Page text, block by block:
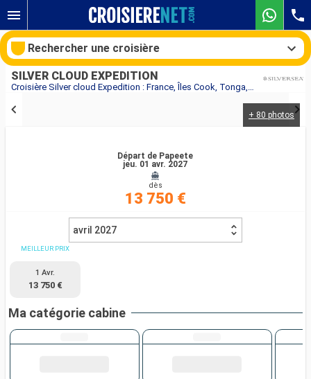
Croisière Silver cloud Expedition : France, Îles Cook, Tonga, Fidji (Îles) au départ de Papeete
SILVER CLOUD EXPEDITION
+ 80 photos
Départ de Papeete
jeu. 01 avr. 2027
dès
13 750 €
avril 2027
MEILLEUR PRIX
1 Avr.
13 750 €
Ma catégorie cabine
Rechercher une croisière
Rechercher